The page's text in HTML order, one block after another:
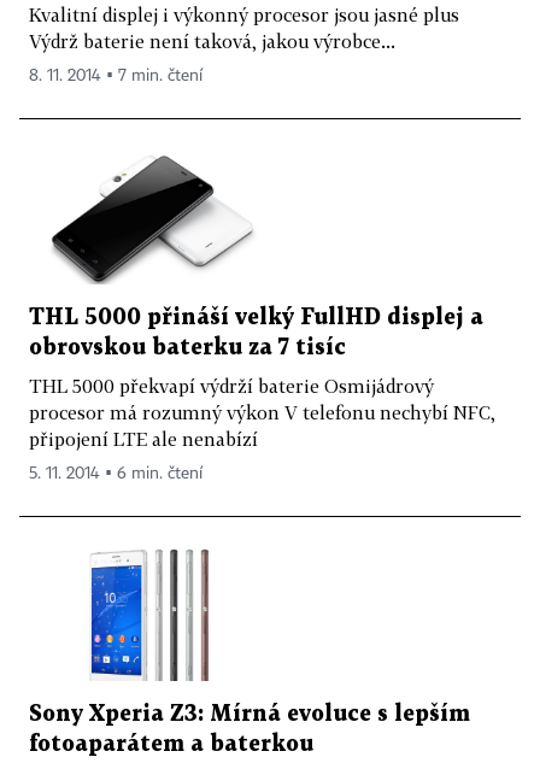
Kvalitní displej i výkonný procesor jsou jasné plus
Výdrž baterie není taková, jakou výrobce...
8. 11. 2014 ▪ 7 min. čtení
THL 5000 přináší velký FullHD displej a
obrovskou baterku za 7 tisíc
THL 5000 překvapí výdrží baterie Osmijádrový
procesor má rozumný výkon V telefonu nechybí NFC,
připojení LTE ale nenabízí
5. 11. 2014 ▪ 6 min. čtení
Sony Xperia Z3: Mírná evoluce s lepším
fotoaparátem a baterkou